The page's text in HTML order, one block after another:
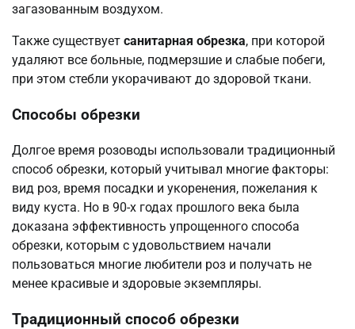
загазованным воздухом.
Также существует санитарная обрезка, при которой
удаляют все больные, подмерзшие и слабые побеги,
при этом стебли укорачивают до здоровой ткани.
Способы обрезки
Долгое время розоводы использовали традиционный
способ обрезки, который учитывал многие факторы:
вид роз, время посадки и укоренения, пожелания к
виду куста. Но в 90-х годах прошлого века была
доказана эффективность упрощенного способа
обрезки, которым с удовольствием начали
пользоваться многие любители роз и получать не
менее красивые и здоровые экземпляры.
Традиционный способ обрезки